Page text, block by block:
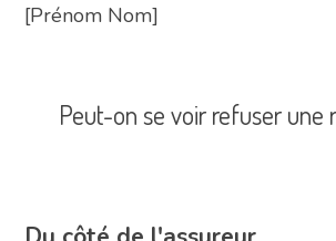
[Prénom Nom]
Peut-on se voir refuser une